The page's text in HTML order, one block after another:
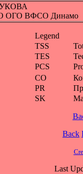
ОГО ВФСО Динамо
Legend
TSS
TES
PCS
CO
PR
SK
Back
Last